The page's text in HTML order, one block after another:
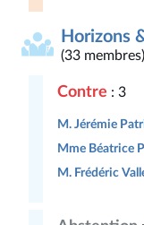
Horizons
(33 membres)
Contre : 3
M. Jérémie
Mme Béatrice
M. Frédéric